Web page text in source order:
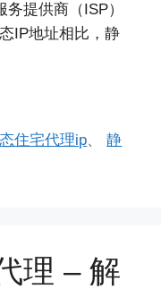
提供商（ISP）
IP地址相比，静
住宅代理ip、静
理 – 解